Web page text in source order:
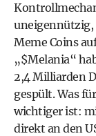
uneigennützig,
Meme Coins
„$Melania“
2,4 Milliarden
gespült. Was
wichtiger ist:
direkt an den